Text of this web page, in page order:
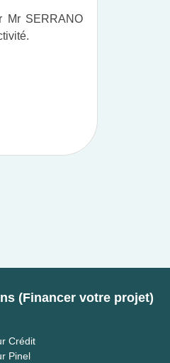
Mr SERRANO
(Financer votre projet)
Crédit
Pinel